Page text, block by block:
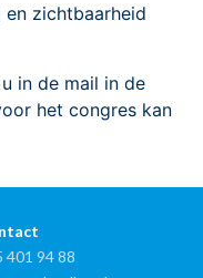
zichtbaarheid
in de mail in de
het congres kan
401 94 88